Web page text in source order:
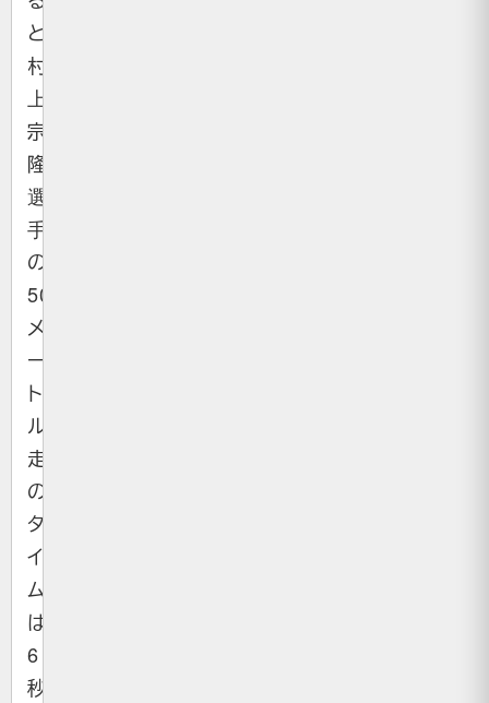
と、
村
上
宗
隆
選
手
の
50
メ
ー
ト
ル
走
の
タ
イ
ム
は
6
秒